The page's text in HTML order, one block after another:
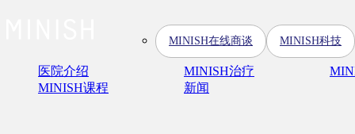
医院介绍 MINISH治疗
MINISH课程
新闻
MINISH在线商谈 MINISH科技